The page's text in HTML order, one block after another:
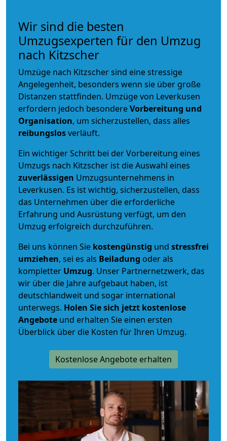
Wir sind die besten
Umzugsexperten für den Umzug
nach Kitzscher
Umzüge nach Kitzscher sind eine stressige
Angelegenheit, besonders wenn sie über große
Distanzen stattfinden. Umzüge von Leverkusen
erfordern jedoch besondereVorbereitung und
Organisation, um sicherzustellen, dass alles
reibungslosverläuft.
Ein wichtiger Schritt bei der Vorbereitung eines
Umzugs nach Kitzscher ist die Auswahl eines
zuverlässigen Umzugsunternehmens in
Leverkusen. Es ist wichtig, sicherzustellen, dass
das Unternehmen über die erforderliche
Erfahrung und Ausrüstung verfügt, um den
Umzug erfolgreich durchzuführen.
Bei uns können Sie kostengünstig und stressfrei
umziehen, sei es als Beiladung oder als
kompletter Umzug. Unser Partnernetzwerk, das
wir über die Jahre aufgebaut haben, ist
deutschlandweit und sogar international
unterwegs. Holen Sie sich jetzt kostenlose
Angebote und erhalten Sie einen ersten
Überblick über die Kosten für Ihren Umzug.
Kostenlose Angebote erhalten